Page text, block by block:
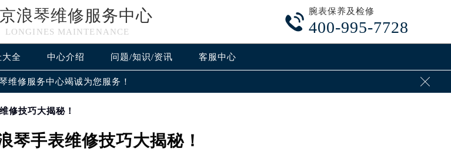
浪琴维修服务中心
LONGINES MAINTENANCE

腕表保养及检修
400-995-7728
大全 中心介绍 问题/知识/资讯 客服中心
维修服务中心竭诚为您服务！ 
修技巧大揭秘！
琴手表维修技巧大揭秘！